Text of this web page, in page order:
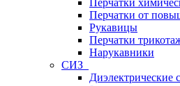
Перчатки
Перчатки от
Рукавицы
Перчатки
Нарукавники
СИЗ
Диэлектрические